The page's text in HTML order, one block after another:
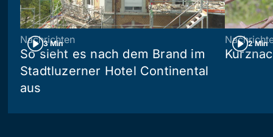
3 Min
Nachrichten
So sieht es nach dem Brand im
Stadtluzerner Hotel Continental
aus
2 Min